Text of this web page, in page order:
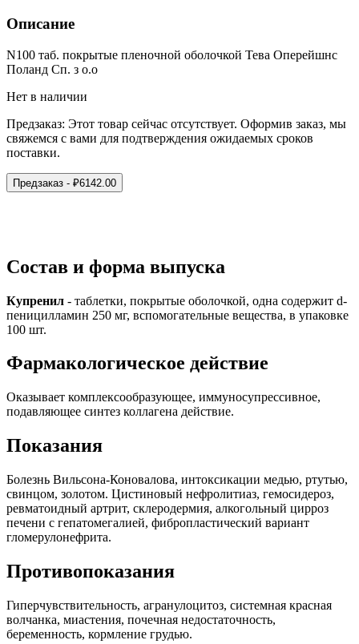
Описание
N100 таб. покрытые пленочной оболочкой Тева Оперейшнс
Поланд Сп. з о.о
Нет в наличии
Предзаказ: Этот товар сейчас отсутствует. Оформив заказ, мы
свяжемся с вами для подтверждения ожидаемых сроков
поставки.
Предзаказ - ₽6142.00
Состав и форма выпуска
Купренил - таблетки, покрытые оболочкой, одна содержит d-
пеницилламин 250 мг, вспомогательные вещества, в упаковке
100 шт.
Фармакологическое действие
Оказывает комплексообразующее, иммуносупрессивное,
подавляющее синтез коллагена действие.
Показания
Болезнь Вильсона-Коновалова, интоксикации медью, ртутью,
свинцом, золотом. Цистиновый нефролитиаз, гемосидероз,
ревматоидный артрит, склеродермия, алкогольный цирроз
печени с гепатомегалией, фибропластический вариант
гломерулонефрита.
Противопоказания
Гиперчувствительность, агранулоцитоз, системная красная
волчанка, миастения, почечная недостаточность,
беременность, кормление грудью.